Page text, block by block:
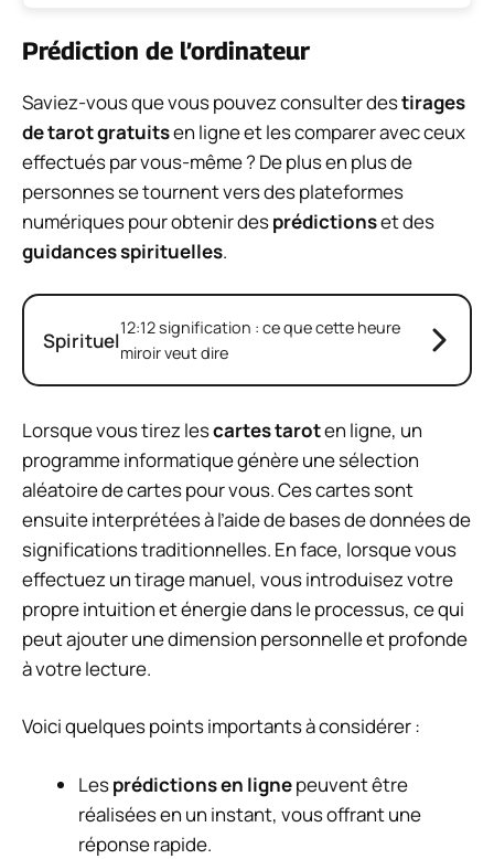
Prédiction de l’ordinateur
Saviez-vous que vous pouvez consulter destirages
de tarot gratuitsen ligne et les comparer avec ceux
effectués par vous-même ? De plus en plus de
personnes se tournent vers des plateformes
numériques pour obtenir desprédictionset des
guidances spirituelles.
Spirituel12:12 signification : ce que cette heure
miroir veut dire
Lorsque vous tirez lescartes taroten ligne, un
programme informatique génère une sélection
aléatoire de cartes pour vous. Ces cartes sont
ensuite interprétées à l’aide de bases de données de
significations traditionnelles. En face, lorsque vous
effectuez un tirage manuel, vous introduisez votre
propre intuition et énergie dans le processus, ce qui
peut ajouter une dimension personnelle et profonde
à votre lecture.
Voici quelques points importants à considérer :
Lesprédictions en lignepeuvent être
réalisées en un instant, vous offrant une
réponse rapide.